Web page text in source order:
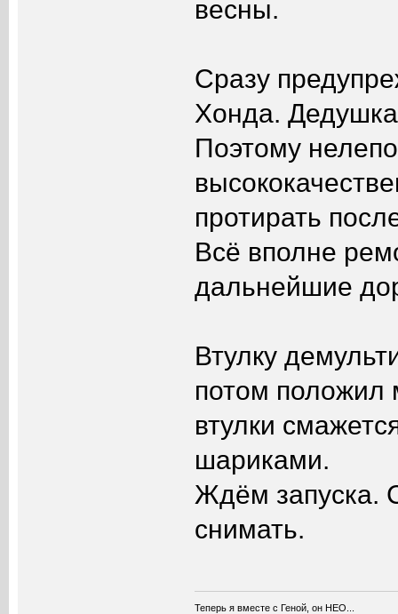
весны.
Сразу
Хонда. Дедушка
Поэтому
протирать
Всё вполне
дальнейшие
Втулку
потом положил
втулки
шариками.
Ждём запуска.
снимать.
Теперь я вместе с Геной, он НЕО...